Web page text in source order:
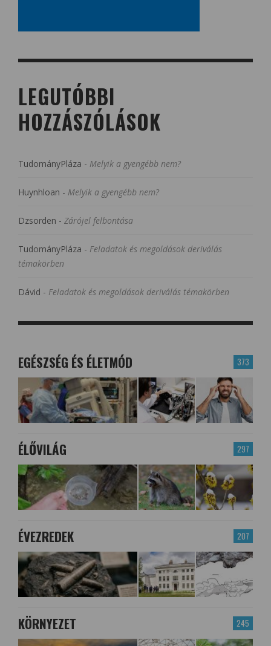
LEGUTÓBBI
HOZZÁSZÓLÁSOK
TudományPláza - Melyik a gyengébb nem?
Huynhloan - Melyik a gyengébb nem?
Dzsorden - Zárójel felbontása
TudományPláza - Feladatok és megoldások deriválás
témakörben
Dávid - Feladatok és megoldások deriválás témakörben
373
EGÉSZSÉG ÉS ÉLETMÓD
297
ÉLŐVILÁG
207
ÉVEZREDEK
245
KÖRNYEZET